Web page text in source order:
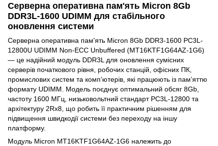
Серверна оперативна пам'ять Micron 8Gb
DDR3L-1600 UDIMM для стабільного
оновлення системи
Серверна оперативна пам'ять Micron 8Gb DDR3-1600 PC3L-
12800U UDIMM Non-ECC Unbuffered (MT16KTF1G64AZ-1G6)
— це надійний модуль DDR3L для оновлення сумісних
серверів початкового рівня, робочих станцій, офісних ПК,
промислових систем та комп’ютерів, які працюють із пам’яттю
формату UDIMM. Модель поєднує оптимальний обсяг 8Gb,
частоту 1600 МГц, низьковольтний стандарт PC3L-12800 та
архітектуру 2Rx8, що робить її практичним рішенням для
підвищення швидкодії системи без переходу на іншу
платформу.
Модуль Micron MT16KTF1G64AZ-1G6 належить до